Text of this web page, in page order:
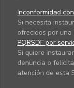
Inconformidad
Si necesita
ofrecidos por una
PQRSDF por
Si quiere
denuncia o
atención de esta